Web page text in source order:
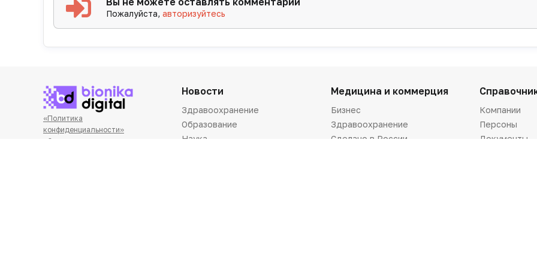
Пожалуйста,авторизуйтесь
«Политика
конфиденциальности»
«Основные виды деятельности
Новости
Здравоохранение
Образование
Наука
Медицина и коммерция
Бизнес
Здравоохранение
Сделано в России
Компании
Персоны
Документы